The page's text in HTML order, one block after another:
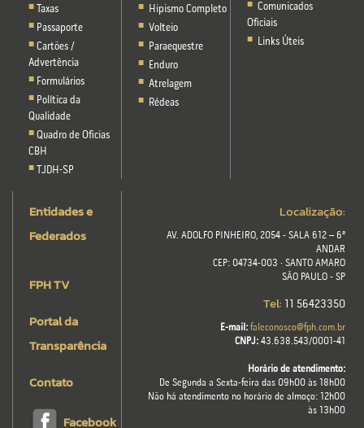
Taxas
Passaporte
Cartões /
Advertência
Formulários
Política da
Qualidade
Quadro de Oficias
CBH
TJDH-SP
Hipismo Completo
Volteio
Paraequestre
Enduro
Atrelagem
Rédeas
Comunicados
Oficiais
Links Úteis
Entidades e
Federados
FPH TV
Portal da
Transparência
Contato
Facebook
Localização:
AV. ADOLFO PINHEIRO, 2054 - SALA 612 – 6º
ANDAR
CEP: 04734-003 · SANTO AMARO
SÃO PAULO - SP
Tel: 11 56423350
E-mail: faleconosco@fph.com.br
CNPJ: 43.638.543/0001-41
Horário de atendimento:
De Segunda a Sexta-feira das 09h00 às 18h00
Não há atendimento no horário de almoço: 12h00
às 13h00